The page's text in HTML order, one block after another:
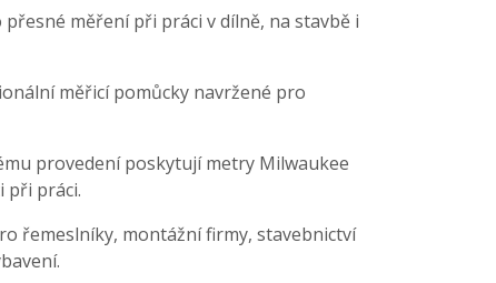
měření při práci v dílně, na stavbě i
měřicí pomůcky navržené pro
provedení poskytují metry Milwaukee
při práci.
řemeslníky, montážní firmy, stavebnictví